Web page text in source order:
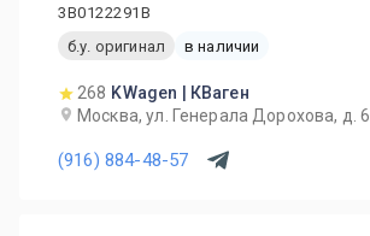
3B0122291B
б.у. оригинал
в наличии
268 KWagen | КВаген
Москва, ул. Генерала Дорохова, д. 6
(916) 884-48-57